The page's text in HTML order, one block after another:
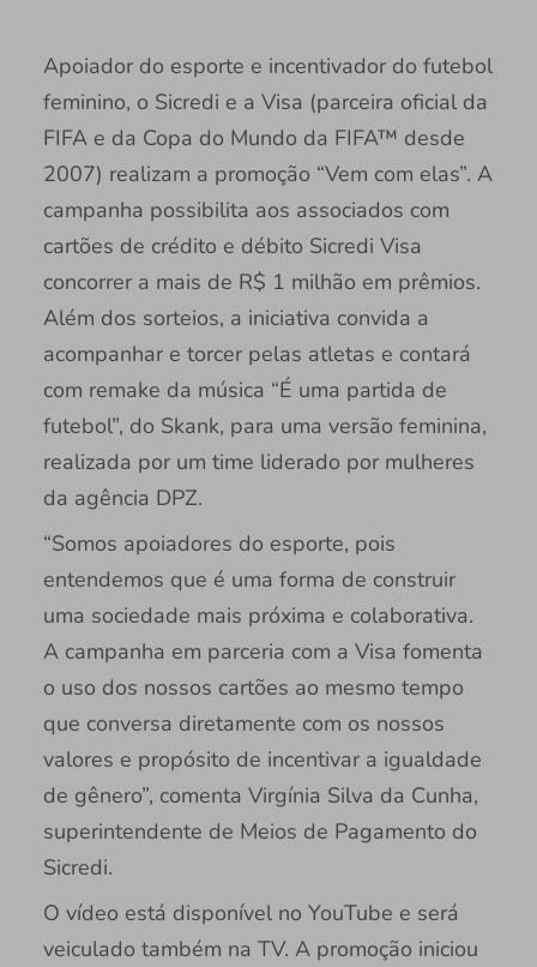
Apoiador do esporte e incentivador do futebol
feminino, o Sicredi e a Visa (parceira oficial da
FIFA e da Copa do Mundo da FIFA™ desde
2007) realizam a promoção “Vem com elas”. A
campanha possibilita aos associados com
cartões de crédito e débito Sicredi Visa
concorrer a mais de R$ 1 milhão em prêmios.
Além dos sorteios, a iniciativa convida a
acompanhar e torcer pelas atletas e contará
com remake da música “É uma partida de
futebol”, do Skank, para uma versão feminina,
realizada por um time liderado por mulheres
da agência DPZ.
“Somos apoiadores do esporte, pois
entendemos que é uma forma de construir
uma sociedade mais próxima e colaborativa.
A campanha em parceria com a Visa fomenta
o uso dos nossos cartões ao mesmo tempo
que conversa diretamente com os nossos
valores e propósito de incentivar a igualdade
de gênero”, comenta Virgínia Silva da Cunha,
superintendente de Meios de Pagamento do
Sicredi.
O vídeo está disponível no YouTube e será
veiculado também na TV. A promoção iniciou